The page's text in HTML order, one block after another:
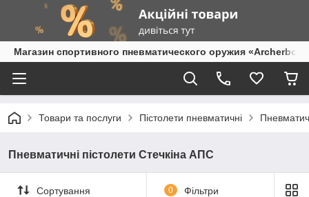
Магазин спортивного пневматического оружия
Товари та послуги Пістолети пневматичні
Пневматичні пістолети Стечкіна АПС
Сортування 0 Фільтри